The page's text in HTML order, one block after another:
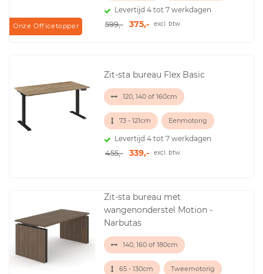
Onze Officetopper
Levertijd 4 tot 7 werkdagen
599,- 375,- excl. btw
Zit-sta bureau Flex Basic
120, 140 of 160cm
73 - 121cm Eenmotorig
Levertijd 4 tot 7 werkdagen
455,- 339,- excl. btw
Zit-sta bureau met
wangenonderstel Motion -
Narbutas
140, 160 of 180cm
65 - 130cm Tweemotorig